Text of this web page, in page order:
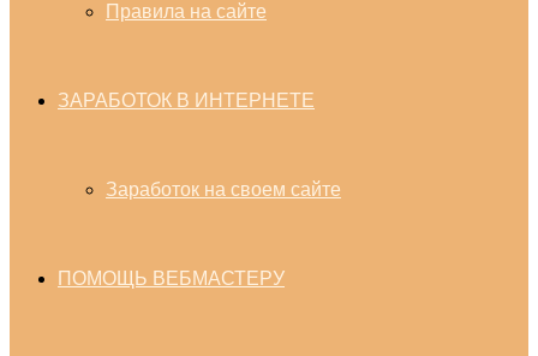
Правила на сайте
ЗАРАБОТОК В ИНТЕРНЕТЕ
Заработок на своем сайте
ПОМОЩЬ ВЕБМАСТЕРУ